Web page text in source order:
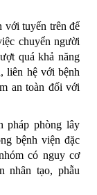
với tuyến trên để
chuyển người
quá khả năng
liên hệ với bệnh
an toàn đối với
pháp phòng lây
bệnh viện đặc
có nguy cơ
nhân tạo, phẫu